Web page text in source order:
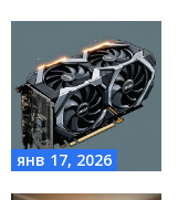
янв 17, 2026